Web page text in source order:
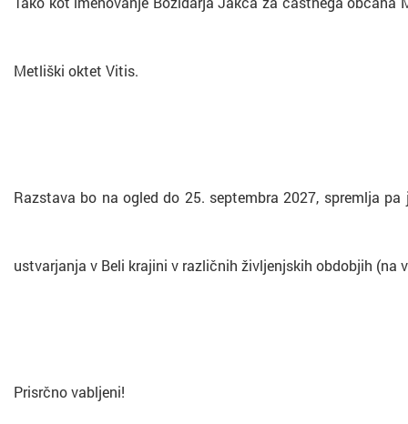
Metliški oktet Vitis.
Razstava bo na ogled do 25. septembra 2027, spremlja
ustvarjanja v Beli krajini v različnih življenjskih obdobjih (na
Prisrčno vabljeni!